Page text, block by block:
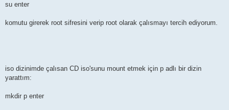
su enter
komutu girerek root sifresini verip root olarak çalısmayı tercih ediyorum.
iso dizinimde çalısan CD iso'sunu mount etmek için p adlı bir dizin
yarattım:
mkdir p enter